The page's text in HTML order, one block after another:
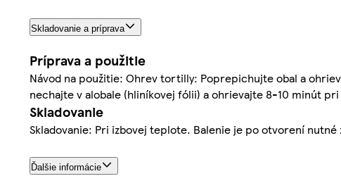
Skladovanie a príprava
Príprava a použitie
Návod na použitie: Ohrev tortilly: Poprepichujte obal a
nechajte v alobale (hliníkovej fólii) a ohrievajte 8-10 minút
Skladovanie
Skladovanie: Pri izbovej teplote. Balenie je po otvorení
Ďalšie informácie